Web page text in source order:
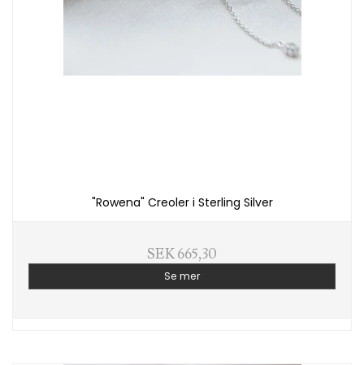
"Rowena" Creoler i Sterling Silver
SEK 665,30
Se mer